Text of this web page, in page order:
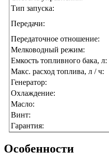
Тип запуска:
Передачи:
Передаточное отношение:
Мелководный режим:
Емкость топливного бака, л:
Макс. расход топлива, л / ч:
Генератор:
Охлаждение:
Масло:
Винт:
Гарантия:
Особенности